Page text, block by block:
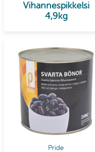
Vihannespikkelsi
4,9kg
Pride